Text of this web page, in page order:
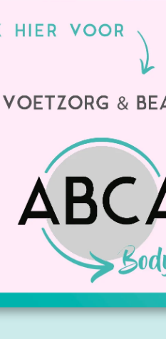
dat is spannend!
Artikelnummer:
Beschikbaarheid:
Op
€18,20